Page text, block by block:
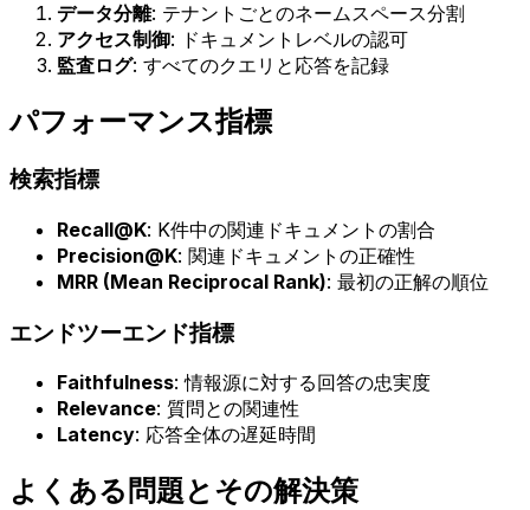
データ分離: テナントごとのネームスペース分割
アクセス制御: ドキュメントレベルの認可
監査ログ: すべてのクエリと応答を記録
パフォーマンス指標
検索指標
Recall@K: K件中の関連ドキュメントの割合
Precision@K: 関連ドキュメントの正確性
MRR (Mean Reciprocal Rank): 最初の正解の順位
エンドツーエンド指標
Faithfulness: 情報源に対する回答の忠実度
Relevance: 質問との関連性
Latency: 応答全体の遅延時間
よくある問題とその解決策